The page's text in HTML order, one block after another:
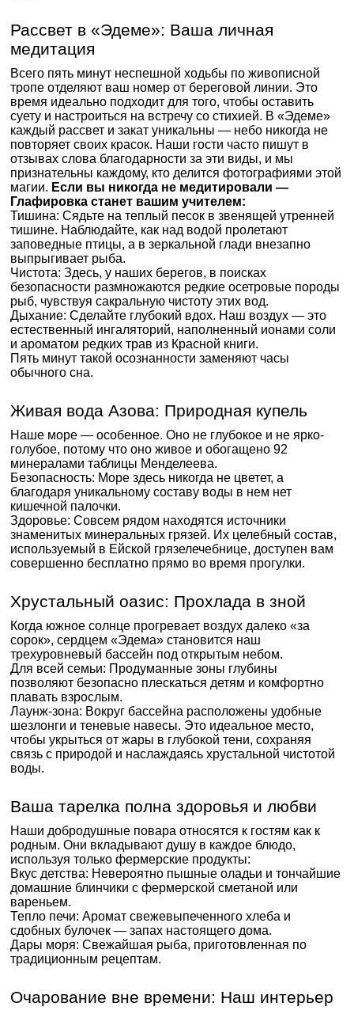
Рассвет в «Эдеме»: Ваша личная
медитация
Всего пять минут неспешной ходьбы по живописной
тропе отделяют ваш номер от береговой линии. Это
время идеально подходит для того, чтобы оставить
суету и настроиться на встречу со стихией. В «Эдеме»
каждый рассвет и закат уникальны — небо никогда не
повторяет своих красок. Наши гости часто пишут в
отзывах слова благодарности за эти виды, и мы
признательны каждому, кто делится фотографиями этой
магии. Если вы никогда не медитировали —
Глафировка станет вашим учителем:
Тишина: Сядьте на теплый песок в звенящей утренней
тишине. Наблюдайте, как над водой пролетают
заповедные птицы, а в зеркальной глади внезапно
выпрыгивает рыба.
Чистота: Здесь, у наших берегов, в поисках
безопасности размножаются редкие осетровые породы
рыб, чувствуя сакральную чистоту этих вод.
Дыхание: Сделайте глубокий вдох. Наш воздух — это
естественный ингаляторий, наполненный ионами соли
и ароматом редких трав из Красной книги.
Пять минут такой осознанности заменяют часы
обычного сна.
Живая вода Азова: Природная купель
Наше море — особенное. Оно не глубокое и не ярко-
голубое, потому что оно живое и обогащено 92
минералами таблицы Менделеева.
Безопасность: Море здесь никогда не цветет, а
благодаря уникальному составу воды в нем нет
кишечной палочки.
Здоровье: Совсем рядом находятся источники
знаменитых минеральных грязей. Их целебный состав,
используемый в Ейской грязелечебнице, доступен вам
совершенно бесплатно прямо во время прогулки.
Хрустальный оазис: Прохлада в зной
Когда южное солнце прогревает воздух далеко «за
сорок», сердцем «Эдема» становится наш
трехуровневый бассейн под открытым небом.
Для всей семьи: Продуманные зоны глубины
позволяют безопасно плескаться детям и комфортно
плавать взрослым.
Лаунж-зона: Вокруг бассейна расположены удобные
шезлонги и теневые навесы. Это идеальное место,
чтобы укрыться от жары в глубокой тени, сохраняя
связь с природой и наслаждаясь хрустальной чистотой
воды.
Ваша тарелка полна здоровья и любви
Наши добродушные повара относятся к гостям как к
родным. Они вкладывают душу в каждое блюдо,
используя только фермерские продукты:
Вкус детства: Невероятно пышные оладьи и тончайшие
домашние блинчики с фермерской сметаной или
вареньем.
Тепло печи: Аромат свежевыпеченного хлеба и
сдобных булочек — запах настоящего дома.
Дары моря: Свежайшая рыба, приготовленная по
традиционным рецептам.
Очарование вне времени: Наш интерьер